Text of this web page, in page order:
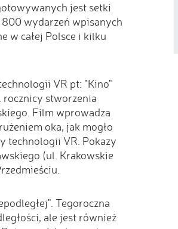
jest setki
wydarzeń wpisanych
w całej Polsce i kilku
VR pt: "Kino"
stworzenia
Film wprowadza
oka, jak mogło
technologii VR. Pokazy
(ul. Krakowskie
Tegoroczna
ale jest również